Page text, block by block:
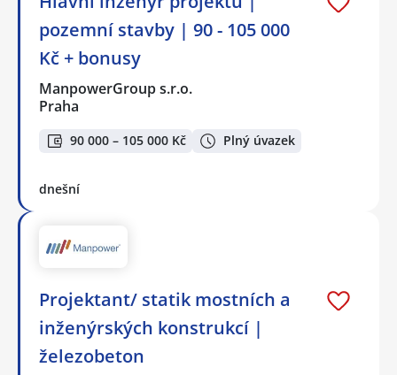
pozemní stavby | 90 - 105 000
Kč + bonusy
ManpowerGroup s.r.o.
Praha
90 000 – 105 000 Kč Plný úvazek
dnešní
Projektant/ statik mostních a
inženýrských konstrukcí |
železobeton